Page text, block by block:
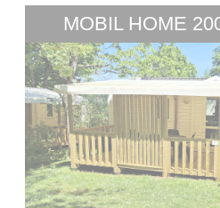
MOBIL HOME